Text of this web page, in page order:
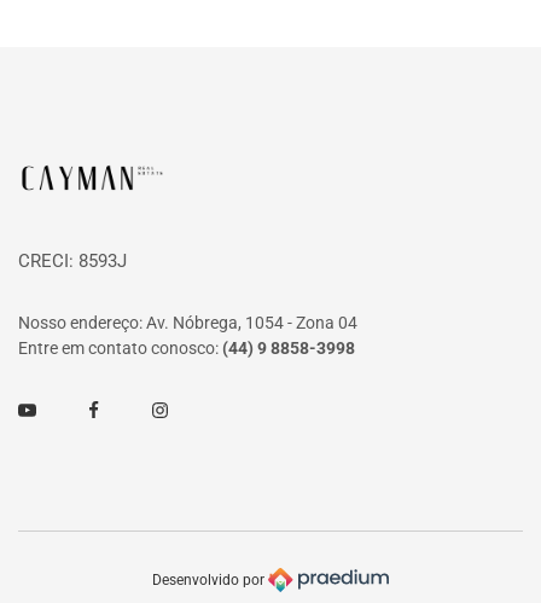
Página inicial
CRECI: 8593J
Nosso endereço: Av. Nóbrega, 1054 - Zona 04
Entre em contato conosco: (44) 9 8858-3998
Youtube FacebookInstagram
Desenvolvido por